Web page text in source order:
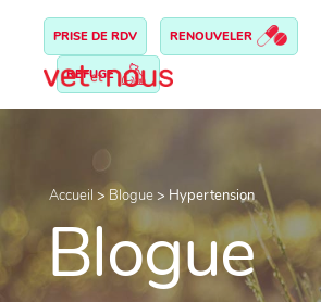
PRISE DE RDV RENOUVELER
REFUGE
Accueil > Blogue> Hypertension
Blogue